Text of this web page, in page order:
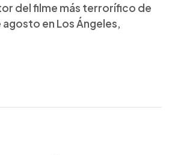
del filme más terrorífico de
en Los Ángeles,